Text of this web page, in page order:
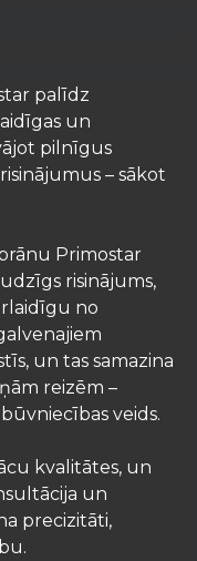
palīdz
un
pilnīgus
– sākot
Primostar
risinājums,
no
un tas samazina
reizēm –
veids.
kvalitātes, un
un
precizitāti,